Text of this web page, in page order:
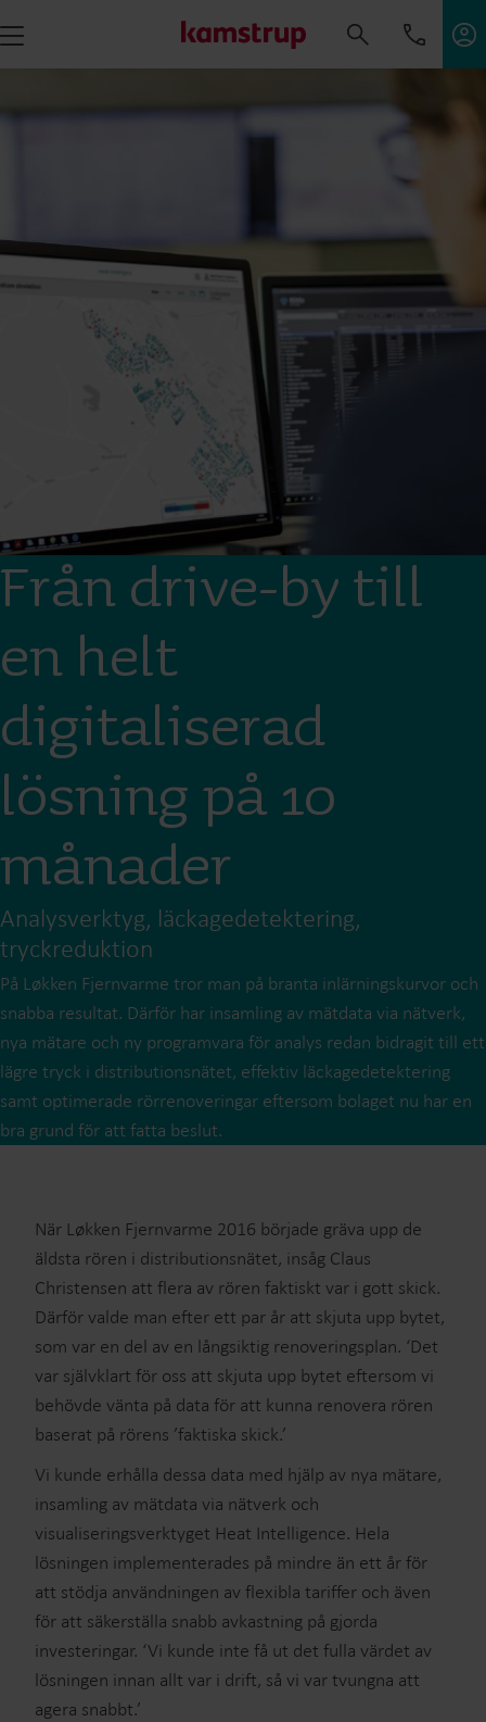
Från drive-by till
en helt
digitaliserad
lösning på 10
månader
Analysverktyg, läckagedetektering,
tryckreduktion
På Løkken Fjernvarme tror man på branta inlärningskurvor och
snabba resultat. Därför har insamling av mätdata via nätverk,
nya mätare och ny programvara för analys redan bidragit till ett
lägre tryck i distributionsnätet, effektiv läckagedetektering
samt optimerade rörrenoveringar eftersom bolaget nu har en
bra grund för att fatta beslut.
När Løkken Fjernvarme 2016 började gräva upp de
äldsta rören i distributionsnätet, insåg Claus
Christensen att flera av rören faktiskt var i gott skick.
Därför valde man efter ett par år att skjuta upp bytet,
som var en del av en långsiktig renoveringsplan. ‘Det
var självklart för oss att skjuta upp bytet eftersom vi
behövde vänta på data för att kunna renovera rören
baserat på rörens ’faktiska skick.’
Vi kunde erhålla dessa data med hjälp av nya mätare,
insamling av mätdata via nätverk och
visualiseringsverktyget Heat Intelligence. Hela
lösningen implementerades på mindre än ett år för
att stödja användningen av flexibla tariffer och även
för att säkerställa snabb avkastning på gjorda
investeringar. ‘Vi kunde inte få ut det fulla värdet av
lösningen innan allt var i drift, så vi var tvungna att
agera snabbt.’